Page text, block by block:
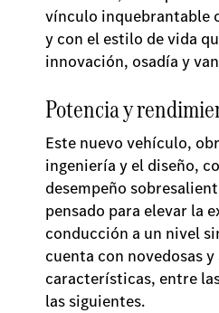
vínculo inquebrantable
y con el estilo de vida
innovación, osadía y
Potencia y
Este nuevo vehículo,
ingeniería y el diseño,
desempeño
pensado para elevar la
conducción a un nivel
cuenta con novedosas
características, entre
las siguientes.